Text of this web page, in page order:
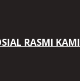
RASMI KAMI